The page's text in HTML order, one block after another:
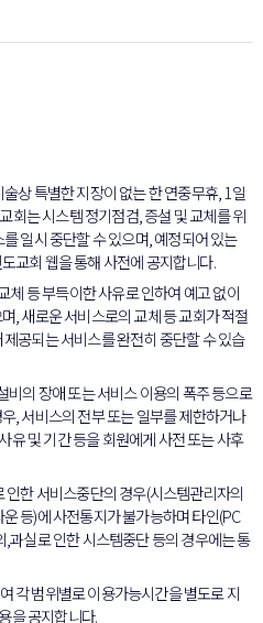
상 특별한 지장이 없는 한 연중무휴, 1일
회는 시스템 정기점검, 증설 및 교체를 위
일시 중단할 수 있으며, 예정되어 있는
교회 웹을 통해 사전에 공지합니다.
체 등 부득이한 사유로 인하여 예고 없이
, 새로운 서비스로의 교체 등 교회가 적절
공되는 서비스를 완전히 중단할 수 있습
의 장애 또는 서비스 이용의 폭주 등으로
, 서비스의 전부 또는 일부를 제한하거나
유 및 기간 등을 회원에게 사전 또는 사후
인한 서비스중단의 경우(시스템관리자의
등)에 사전통지가 불가능하며 타인(PC
과실로 인한 시스템중단 등의 경우에는 통
각 범위별로 이용가능시간을 별도로 지
을 공지합니다.